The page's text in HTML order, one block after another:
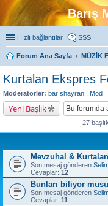
Barış
Hızlı bağlantılar SSS
Forum Ana Sayfa MÜZİK
Kurtalan Ekspres
Moderatörler: barışhayranı Mod
Yeni Başlık
27
Mevzuhal &
Son mesaj gönderen
Cevaplar: 12
Bunları biliyor
Son mesaj gönderen
Cevaplar: 11